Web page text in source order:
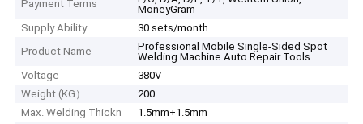
Payment Terms
MoneyGram
Supply Ability
30 sets/month
Product Name
Professional Mobile Single-Sided Spot
Welding Machine Auto Repair Tools
Voltage
380V
Weight (KG）
200
Max. Welding Thickn
1.5mm+1.5mm